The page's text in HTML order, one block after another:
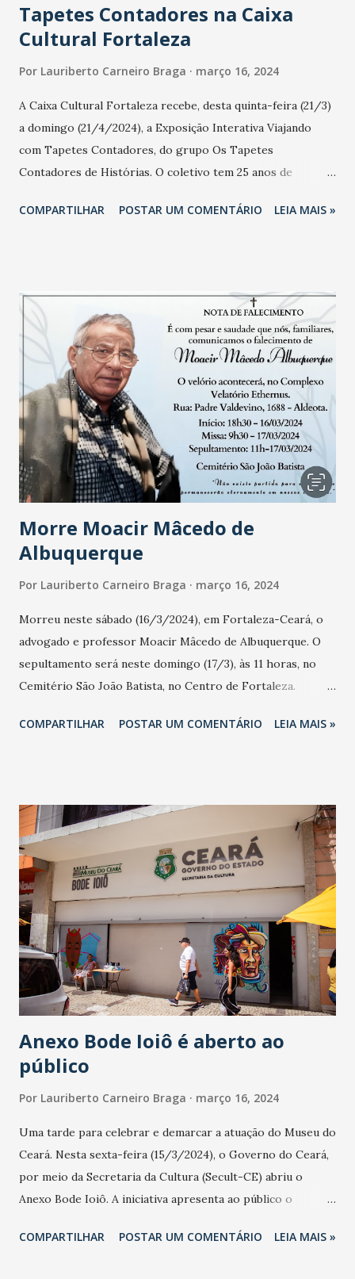
Tapetes Contadores na Caixa
Cultural Fortaleza
Por Lauriberto Carneiro Braga março 16, 2024
A Caixa Cultural Fortaleza recebe, desta quinta-feira (21/3)
a domingo (21/4/2024), a Exposição Interativa Viajando
com Tapetes Contadores, do grupo Os Tapetes
Contadores de Histórias. O coletivo tem 25 anos de
do livro para a artesania têxtil, sendo o primeiro Coletivo
bordadas à mão pelo próprio grupo, em coloridos bonecos,
vestimentas, tapetes, caixas, paineis e livros que ganham
vida na voz e interpretação dos integrantes do coletivo.
São 60 obras criadas no Brasil, França e Peru e servem de
cenários para histórias do mundo inteiro. Parte delas
poderão ser visitadas e assistidas nas contações de
histórias, cuja visitação será mediada e incentiva as crianças
na experiência lúdica da leitura e da descoberta. Entre os
textos interpretados estão contos brasileiros, lati...
COMPARTILHAR POSTAR UM COMENTÁRIO LEIA MAIS »
Morre Moacir Mâcedo de
Albuquerque
Por Lauriberto Carneiro Braga março 16, 2024
Morreu neste sábado (16/3/2024), em Fortaleza-Ceará, o
advogado e professor Moacir Mâcedo de Albuquerque. O
sepultamento será neste domingo (17/3), às 11 horas, no
Cemitério São João Batista, no Centro de Fortaleza.
caminho muitas pessoas sem as quais a minha trajetória
Albuquerque, pessoa a quem devo muito, por tudo que fez
por mim e, também, pela Advocacia Cearense. Advogado
inteligente e ético, marcou a história da Advocacia do
Estado do Ceará. Fui seu estagiário (no Escritório, que
mantinha com os doutores Jurandy Porto e Pedro Ângelo)
e depois quis o destino que ele é Pedro Ângelo fossem
meus conselheiros seccionais quando fui - 1995 a 1997 -
Presidente da Ordem dos Advogados do Brasil, Secção do
Ceará (OAB-CE). Declaro aqui o meu reconhecimento e
eterna gra...
COMPARTILHAR POSTAR UM COMENTÁRIO LEIA MAIS »
Anexo Bode Ioiô é aberto ao
público
Por Lauriberto Carneiro Braga março 16, 2024
Uma tarde para celebrar e demarcar a atuação do Museu do
Ceará. Nesta sexta-feira (15/3/2024), o Governo do Ceará,
por meio da Secretaria da Cultura (Secult-CE) abriu o
Anexo Bode Ioiô. A iniciativa apresenta ao público o
outras atividades, abriga o acervo da instituição
COMPARTILHAR POSTAR UM COMENTÁRIO LEIA MAIS »